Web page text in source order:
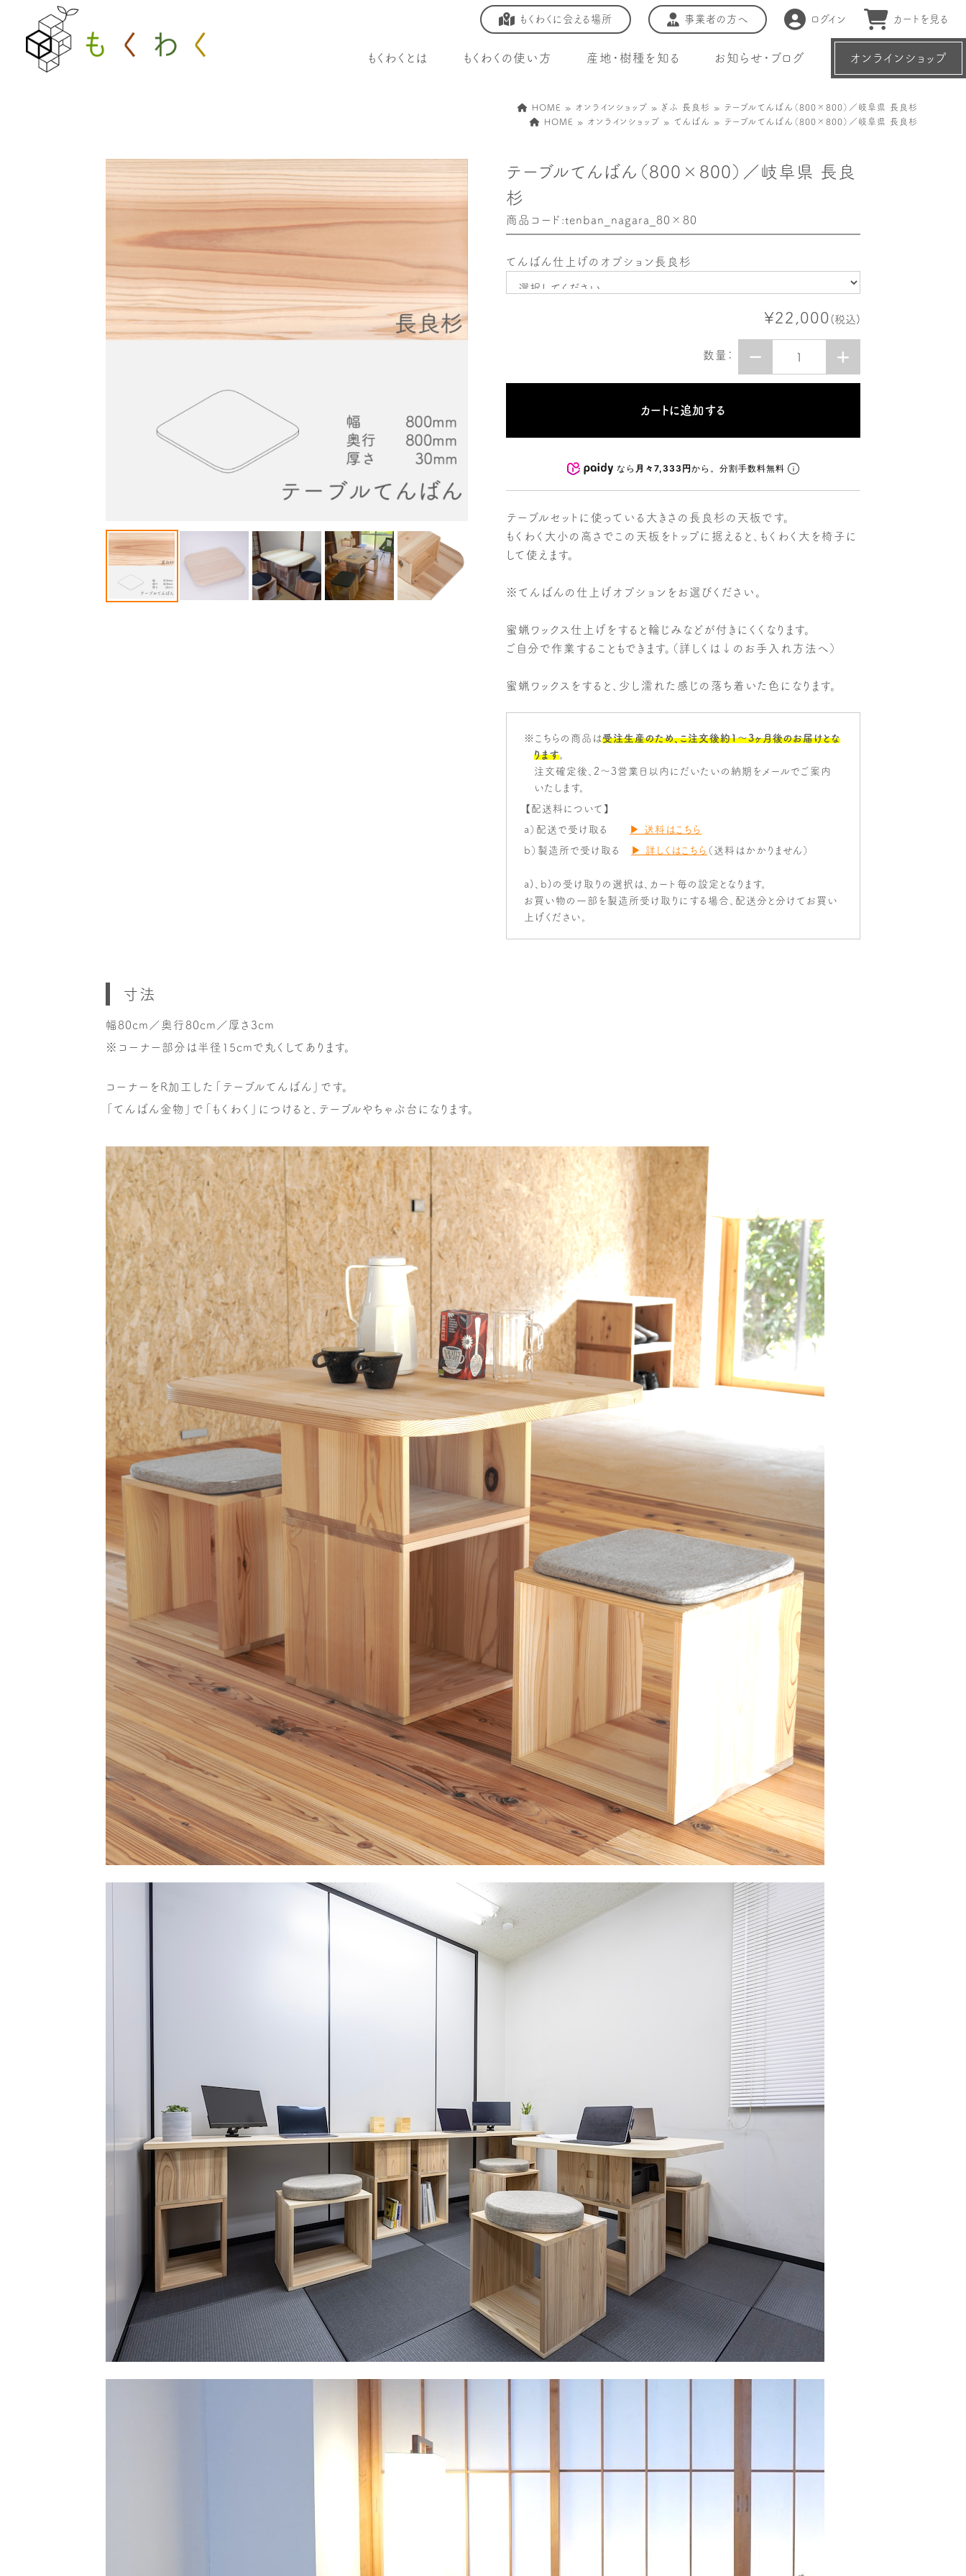
もくわくに会える場所 事業者の方へ ログイン カートを見る
オンラインショップ
もくわくとは もくわくの使い方 産地・樹種を知る お知らせ・ブログ
HOME » オンラインショップ » ぎふ 長良杉
» テーブルてんばん（800×800）／岐阜県 長良杉
HOME
» オンラインショップ » てんばん » テーブルてんばん（800×800）／岐阜県 長良杉
テーブルてんばん（800×800）／岐阜県 長良
杉
商品コード:tenban_nagara_80×80
てんばん仕上げのオプション長良杉
¥22,000 (税込)
数量：
なら 月々7,333円から。分割手数料無料
テーブルセットに使っている大きさの長良杉の天板です。
もくわく大小の高さでこの天板をトップに据えると、もくわく大を椅子に
して使えます。
※てんばんの仕上げオプションをお選びください。
蜜蝋ワックス仕上げをすると輪じみなどが付きにくくなります。
ご自分で作業することもできます。（詳しくは↓のお手入れ方法へ）
蜜蝋ワックスをすると、少し濡れた感じの落ち着いた色になります。
※こちらの商品は受注生産のため、こ注文後約1〜3ヶ月後のお届けとな
ります。
注文確定後、2～3営業日以内にだいたいの納期をメールでご案内
いたします。
【配送料について】
a）配送で受け取る ▶ 送料はこちら
b）製造所で受け取る ▶ 詳しくはこちら （送料はかかりません）
a)、b)の受け取りの選択は、カート毎の設定となります。
お買い物の一部を製造所受け取りにする場合、配送分と分けてお買い
上げください。
寸法
幅80cm／奥行80cm／厚さ3cm
※コーナー部分は半径15cmで丸くしてあります。
コーナーをR加工した「テーブルてんばん」です。
「てんばん金物」で「もくわく」につけると、テーブルやちゃぶ台になります。